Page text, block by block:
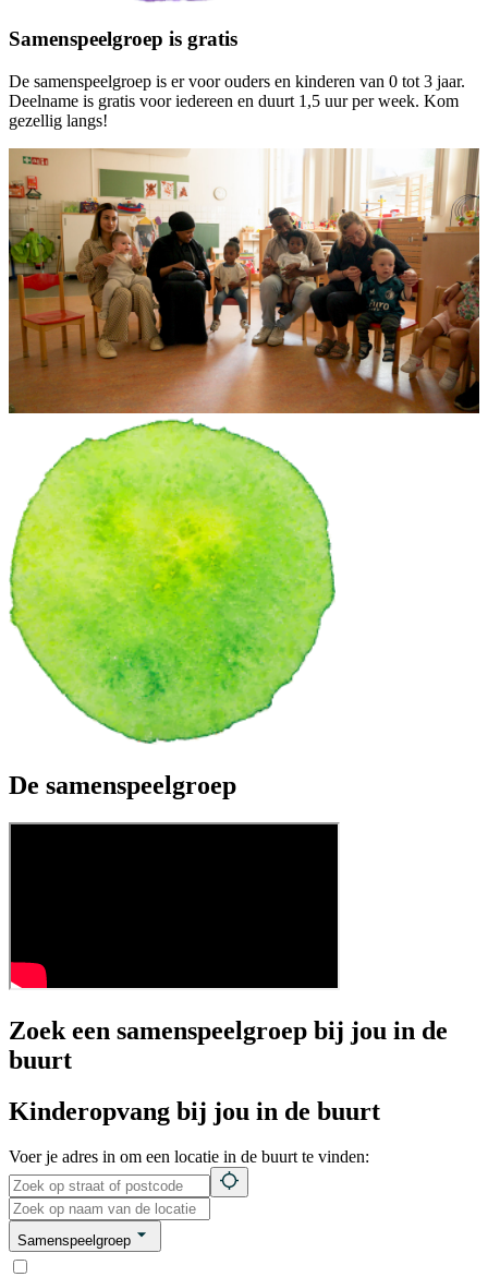
Samenspeelgroep is gratis
De samenspeelgroep is er voor ouders en kinderen van 0 tot 3 jaar.
Deelname is gratis voor iedereen en duurt 1,5 uur per week. Kom
gezellig langs!
De samenspeelgroep
Zoek een samenspeelgroep bij jou in de
buurt
Kinderopvang bij jou in de buurt
Voer je adres in om een locatie in de buurt te vinden:
Samenspeelgroep